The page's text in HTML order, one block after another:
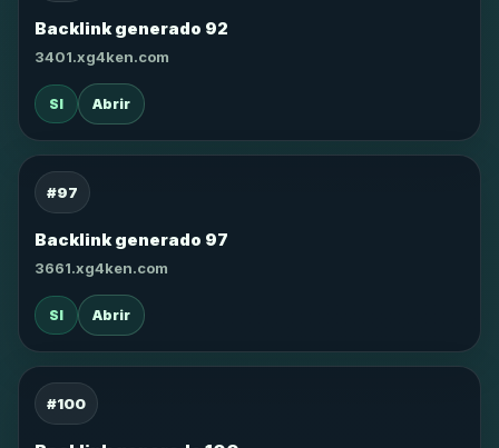
Backlink generado 92
3401.xg4ken.com
SI Abrir
#97
Backlink generado 97
3661.xg4ken.com
SI Abrir
#100